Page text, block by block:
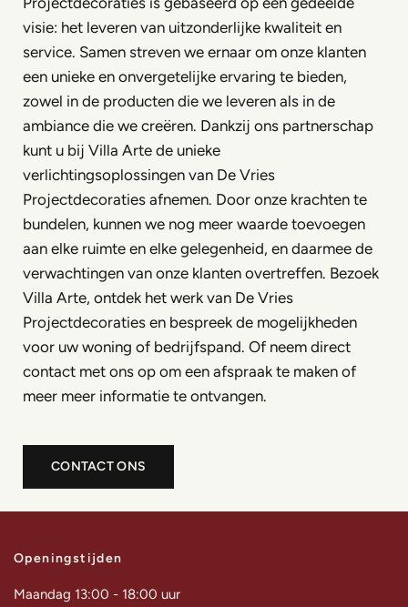
visie: het leveren van uitzonderlijke kwaliteit en
service. Samen streven we ernaar om onze klanten
een unieke en onvergetelijke ervaring te bieden,
zowel in de producten die we leveren als in de
ambiance die we creëren. Dankzij ons partnerschap
kunt u bij Villa Arte de unieke
verlichtingsoplossingen van De Vries
Projectdecoraties afnemen. Door onze krachten te
bundelen, kunnen we nog meer waarde toevoegen
aan elke ruimte en elke gelegenheid, en daarmee de
verwachtingen van onze klanten overtreffen. Bezoek
Villa Arte, ontdek het werk van De Vries
Projectdecoraties en bespreek de mogelijkheden
voor uw woning of bedrijfspand. Of neem direct
contact met ons op om een afspraak te maken of
meer meer informatie te ontvangen.
CONTACT ONS
Openingstijden
Maandag 13:00 - 18:00 uur